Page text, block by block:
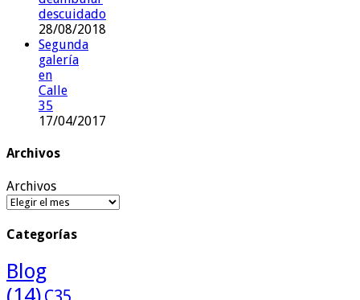
descuidado
28/08/2018
Segunda
galería
en
Calle
35
17/04/2017
Archivos
Archivos
Categorías
Blog